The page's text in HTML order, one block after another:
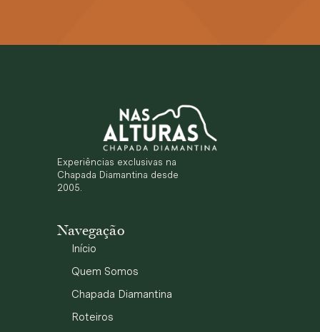
Experiências exclusivas na
Chapada Diamantina desde
2005.
Navegação
Início
Quem Somos
Chapada Diamantina
Roteiros